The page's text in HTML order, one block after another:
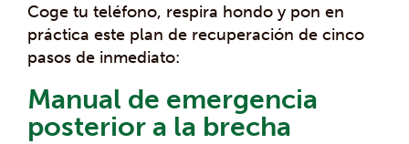
Coge tu teléfono, respira hondo y pon en
práctica este plan de recuperación de cinco
pasos de inmediato:
Manual de emergencia
posterior a la brecha